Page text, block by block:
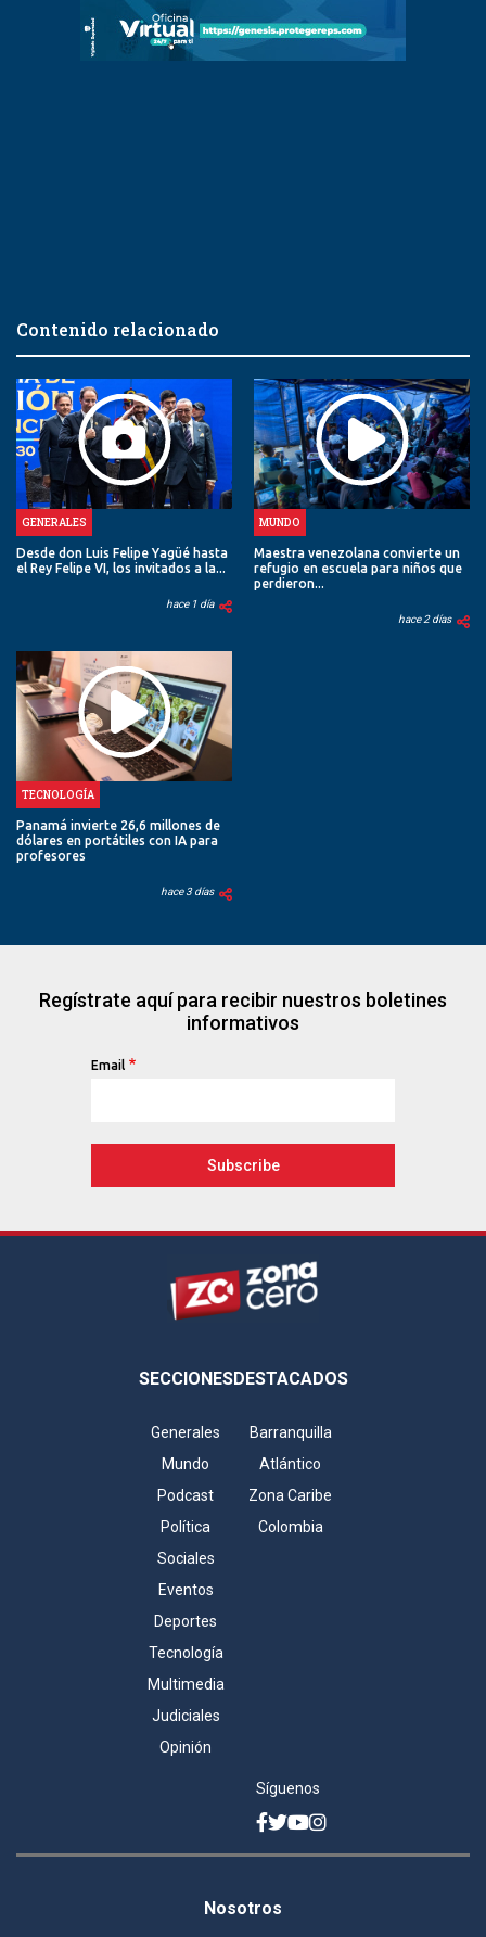
Contenido relacionado
GENERALES
Desde don Luis Felipe Yagüé hasta
el Rey Felipe VI, los invitados a la...
hace 1 día
MUNDO
Maestra venezolana convierte un
refugio en escuela para niños que
perdieron...
hace 2 días
TECNOLOGÍA
Panamá invierte 26,6 millones de
dólares en portátiles con IA para
profesores
hace 3 días
Regístrate aquí para recibir nuestros boletines
informativos
Email
SECCIONES
Generales
Mundo
Podcast
Política
Sociales
Eventos
Deportes
Tecnología
Multimedia
Judiciales
Opinión
DESTACADOS
Barranquilla
Atlántico
Zona Caribe
Colombia
Síguenos
Nosotros